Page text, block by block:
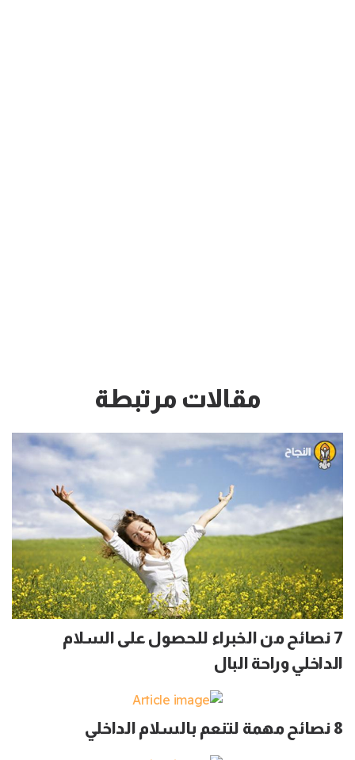
مقالات مرتبطة
7 نصائح من الخبراء للحصول على السلام
الداخلي وراحة البال
8 نصائح مهمة لتنعم بالسلام الداخلي